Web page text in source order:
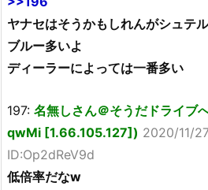
ヤナセはそうかもしれんがシュテ
ブルー多いよ
ディーラーによっては一番多い
197: 名無しさん＠そうだドライブ
qwMi [1.66.105.127]) 2020/11/
ID:Op2dReV9d
低倍率だなw